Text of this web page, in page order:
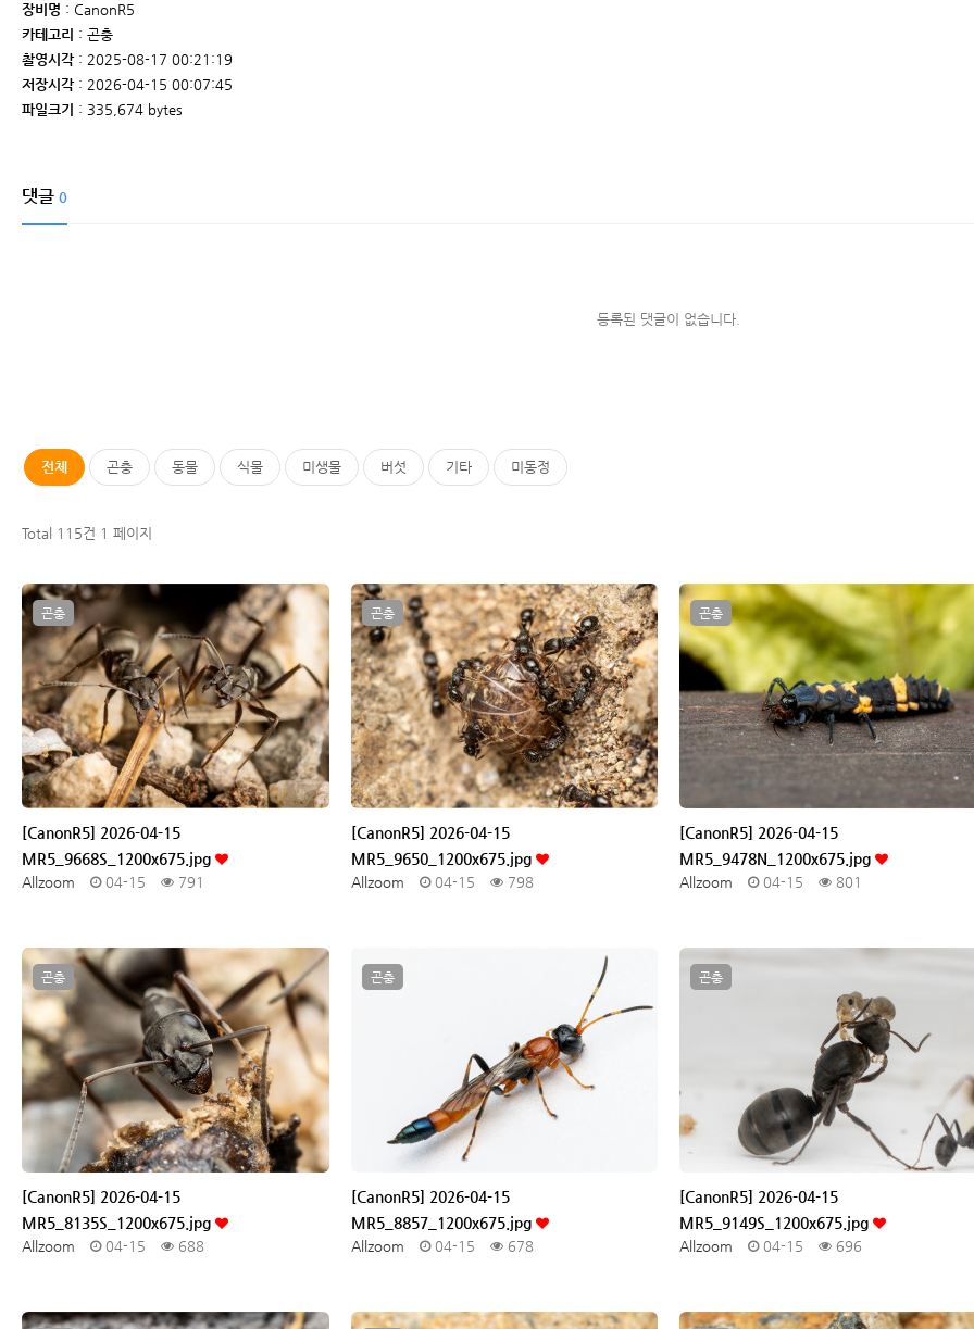
장비명 : CanonR5
카테고리 : 곤충
촬영시각: 2025-08-17 00:21:19
저장시각: 2026-04-15 00:07:45
파일크기 : 335,674 bytes
댓글 0
등록된 댓글이 없습니다.
전체 곤충 동물 식물 미생물 버섯 기타 미동정
Total 115건 1 페이지
곤충
[CanonR5] 2026-04-15
MR5_9668S_1200x675.jpg
Allzoom 04-15 791
곤충
[CanonR5] 2026-04-15
MR5_9650_1200x675.jpg
Allzoom 04-15 798
곤충
[CanonR5] 2026-04-15
MR5_9478N_1200x675.jpg
Allzoom 04-15 801
곤충
[CanonR5] 2026-04-15
MR5_8135S_1200x675.jpg
Allzoom 04-15 688
곤충
[CanonR5] 2026-04-15
MR5_8857_1200x675.jpg
Allzoom 04-15 678
곤충
[CanonR5] 2026-04-15
MR5_9149S_1200x675.jpg
Allzoom 04-15 696